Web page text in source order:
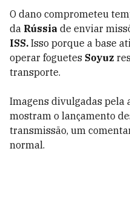
O dano comprometeu
da Rússia de enviar
ISS. Isso porque a base
operar foguetes Soyuz
transporte.
Imagens divulgadas pela
mostram o lançamento
transmissão, um
normal.